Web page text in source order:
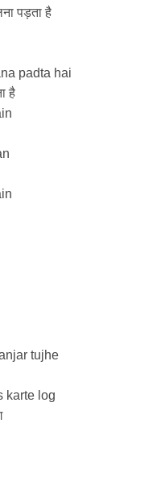
पड़ता है
padta hai
है
tujhe
karte log